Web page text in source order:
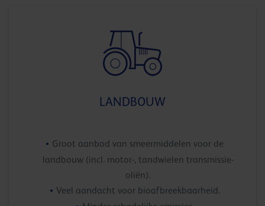
LANDBOUW
Groot aanbod van smeermiddelen voor de
landbouw (incl. motor-, tandwielen transmissie-
oliën).
Veel aandacht voor bioafbreekbaarheid.